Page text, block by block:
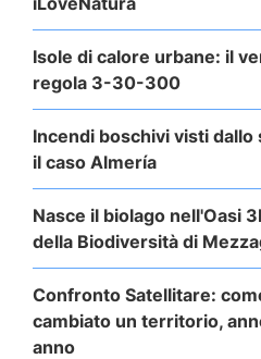
Isole di calore urbane: il
regola 3-30-300
Incendi boschivi visti dallo
il caso Almería
Nasce il biolago nell'Oasi
della Biodiversità di
Confronto Satellitare:
cambiato un territorio,
anno